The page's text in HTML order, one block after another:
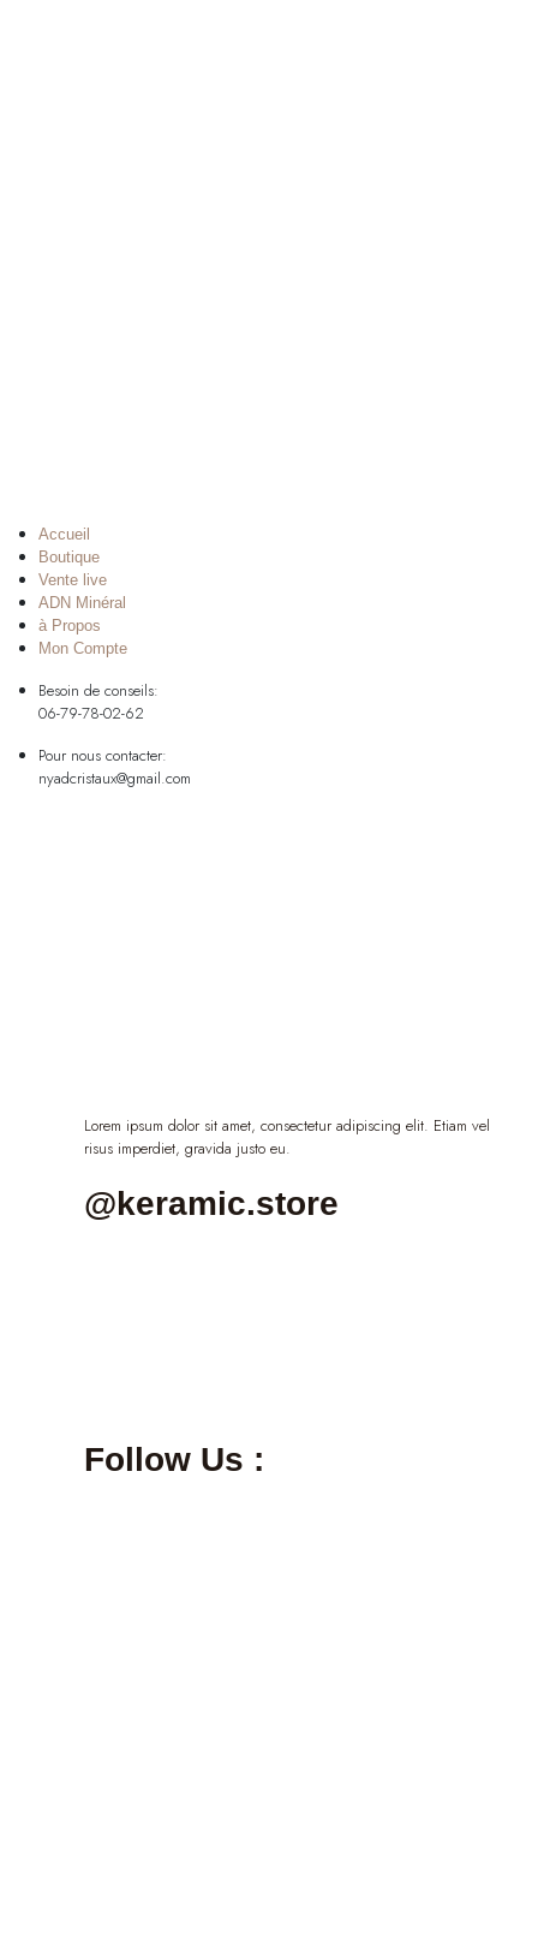
Accueil
Boutique
Vente live
ADN Minéral
à Propos
Mon Compte
Besoin de conseils:
06-79-78-02-62
Pour nous contacter:
nyadcristaux@gmail.com
Lorem ipsum dolor sit amet, consectetur adipiscing elit. Etiam vel
risus imperdiet, gravida justo eu.
@keramic.store
Follow Us :